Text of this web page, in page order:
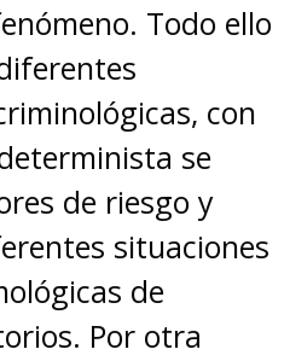
Todo ello
con
se
de riesgo y
situaciones
de
Por otra